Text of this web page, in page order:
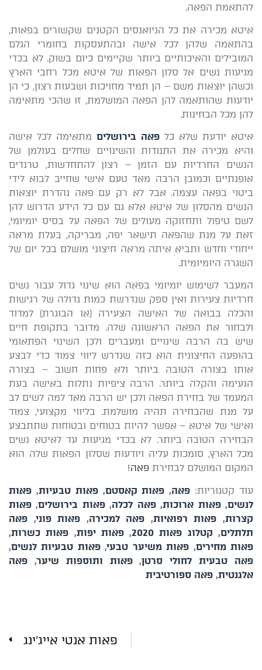
להתאמת הפאה.
איטא מכירה את כל הניואנסים הקטנים שקשורים בפאות,
בהתאמה שלהן לכל אישה ובהתעסקות בחומרי הגלם
המובילים והאיכותיים ביותר שקיימים כיום בשוק. לא בכדי
מגיעות נשים אל סלון הפאות של איטא מכל רחבי הארץ
וכשהן יוצאות משם – הן תמיד מחויכות ושבעות רצון, כי הן
יודעות שהותאמה להן הפאה המושלמת, זו שהכי מתאימה
להן מכל הבחינות.
איטא יודעת שלא כל פאה בירושלים מתאימה לכל אישה
והיא מכירה את התנודות והשינויים שחלים בעולמן של
הנשים החרדיות עם הזמן – רצון להתחדשות, טרנדים
אופנתיים וכמובן הרבה מאד טעם אישי שחייב לבוא לידי
ביטוי בפאה עצמה. אבל לא רק עם פאה נהדרת יוצאות
הנשים מהסלון של איטא אלא גם עם כל הידע הדרוש להן
לשם טיפול ותחזוקה מעולים של הפאה על בסיס יומיומי,
זאת על מנת שהפאה תישאר יפה, מבריקה, בעלת מראה
ייחודי וחדש ותביא איתה מראה חיצוני מושלם בכל יום של
השגרה היומיומית.
המעבר לשימוש יומיומי בפאה הוא שינוי גדול עבור נשים
חרדיות צעירות ואין ספק שנדרשת כמות גדולה של רגישות
והכלה בבואה של האישה הצעירה (או הבוגרת) למדוד
ולבחור את הפאה הראשונה שלה. מדובר בתקופת חיים
שיש בה הרבה שינויים ומעברים ולכן השינוי הפתאומי
בהופעה החיצונית הוא כזה שנדרש ליווי צמוד כדי לבצע
אותו בצורה הטובה ביותר ולא פחות חשוב – בצורה
הנעימה והקלה ביותר. הרבה ציפיות נתלות באישה בעת
המעמד של בחירת הפאה ולכן יש הרבה מאד למה לשים לב
על מנת שהבחירה תהיה מושלמת. בליווי מקצועי, צמוד
ואישי של איטא – אפשר להיות בטוחים ובטוחות שתתבצע
הבחירה הטובה ביותר. לא בכדי מגיעות עד לאיטא נשים
מכל הארץ, סומכות עליה ויודעות שסלון הפאות שלה הוא
המקום המושלם לבחירת פאה!
עוד קטגוריות: פאה, פאות קאסטם,פאות טבעיות, פאות
לנשים,פאות ארוכות,פאה לכלה,פאות בירושלים, פאות
קצרות, פאות רפואיות, פאה למכירה, פאות פוני, פאה
תלתלים, קטלוג פאות 2020 ,פאות יפות, פאות כשרות,
פאות מחירים, פאות משיער טבעי,פאות טבעיות לנשים,
פאה טבעית לחולי סרטן,פאות ותוספות שיער, פאה
אלגנטית, פאה ספורטיבית
פאות אנטי אייג'ינג